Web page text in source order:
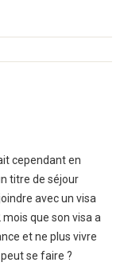
cependant en
titre de séjour
avec un visa
que son visa a
et ne plus vivre
se faire ?